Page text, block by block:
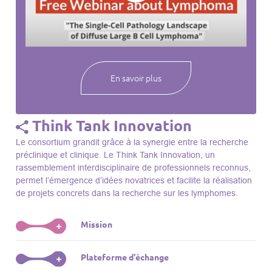
webinaires à venir, des séances précédentes et joignez-vous
notre compréhension des lymphomes et des maladies
En savoir plus
Think Tank Innovation
Le consortium grandit grâce à la synergie entre la recherche
préclinique et clinique. Le Think Tank Innovation, un
rassemblement interdisciplinaire de professionnels reconnus,
permet l’émergence d’idées novatrices et facilite la réalisation
de projets concrets dans la recherche sur les lymphomes.
+ Mission
Le Think Tank initie des projets, façonne des initiatives de
R&D, identifie des porteurs et promeut l’unité parmi les
+ Plateforme d'échange